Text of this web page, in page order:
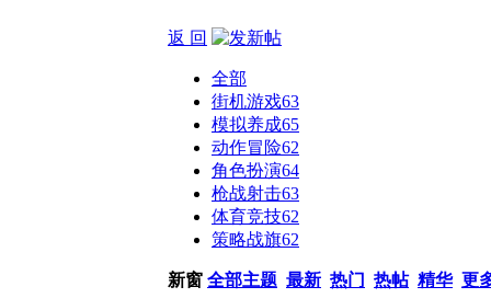
返 回
全部
街机游戏63
模拟养成65
动作冒险62
角色扮演64
枪战射击63
体育竞技62
策略战旗62
新窗 全部主题 最新 热门 热帖 精华 更